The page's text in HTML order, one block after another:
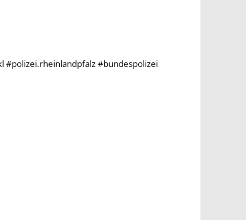
#bundespolizei